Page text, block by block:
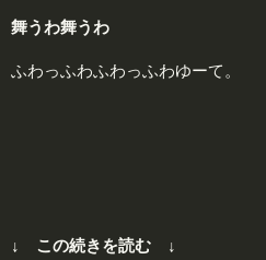
舞うわ舞うわ
ふわっふわふわっふわゆーて。
↓ この続きを読む ↓